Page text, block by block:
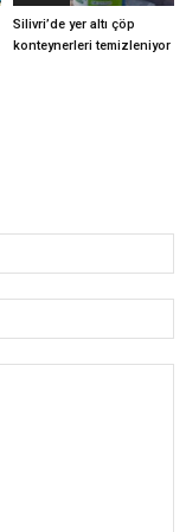
Silivri’de yer altı çöp
konteynerleri temizleniyor